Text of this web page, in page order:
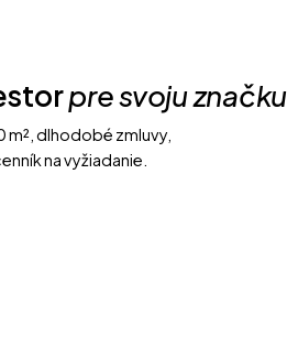
pre svoju
m², dlhodobé zmluvy,
na vyžiadanie.